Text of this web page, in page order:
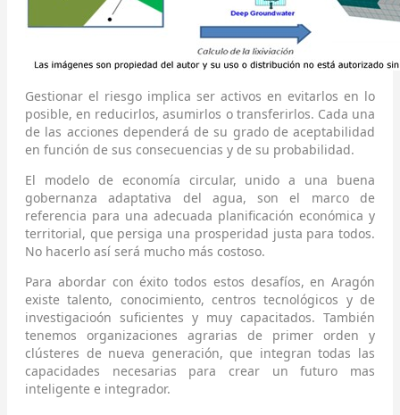
Gestionar el riesgo implica ser activos en evitarlos en lo
posible, en reducirlos, asumirlos o transferirlos. Cada una
de las acciones dependerá de su grado de aceptabilidad
en función de sus consecuencias y de su probabilidad.
El modelo de economía circular, unido a una buena
gobernanza adaptativa del agua, son el marco de
referencia para una adecuada planificación económica y
territorial, que persiga una prosperidad justa para todos.
No hacerlo así será mucho más costoso.
Para abordar con éxito todos estos desafíos, en Aragón
existe talento, conocimiento, centros tecnológicos y de
investigacioón suficientes y muy capacitados. También
tenemos organizaciones agrarias de primer orden y
clústeres de nueva generación, que integran todas las
capacidades necesarias para crear un futuro mas
inteligente e integrador.